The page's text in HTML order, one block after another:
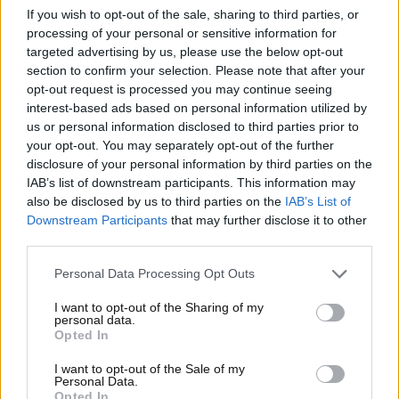
If you wish to opt-out of the sale, sharing to third parties, or
processing of your personal or sensitive information for
targeted advertising by us, please use the below opt-out
section to confirm your selection. Please note that after your
opt-out request is processed you may continue seeing
interest-based ads based on personal information utilized by
us or personal information disclosed to third parties prior to
your opt-out. You may separately opt-out of the further
disclosure of your personal information by third parties on the
IAB’s list of downstream participants. This information may
also be disclosed by us to third parties on the IAB’s List of
Downstream Participants that may further disclose it to other
Personal Data Processing Opt Outs
I want to opt-out of the Sharing of my
personal data.
Opted In
I want to opt-out of the Sale of my
Personal Data.
Opted In
malfunzionamento di questo componente può
provocare conseguenze disastrose. I proprietari di
veicoli affetti potrebbero avvertire rumori metallici
dal motore o una perdita di potenza, segnali che non
devono essere ignorati. In casi estremi, la rottura
della catena potrebbe causare danni irreparabili al
motore e costi di riparazione elevati.
Per garantire la sicurezza dei propri clienti, Stellantis
ha intrapreso un’azione proattiva contattando
direttamente i proprietari attraverso lettere o e-mail.
propria posizione consultando ilsito web ufficiale
del produttore o contattando un rivenditore
autorizzato. È fondamentale che i proprietari si
mantengano informati riguardo ai modelli specifici
coinvolti in questo richiamo.